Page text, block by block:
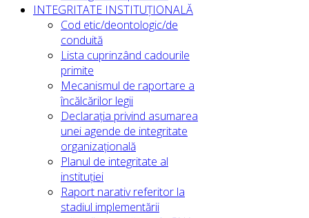
INTEGRITATE INSTITUȚIONALĂ
Cod etic/deontologic/de
conduită
Lista cuprinzând cadourile
primite
Mecanismul de raportare a
încălcărilor legii
Declarația privind asumarea
unei agende de integritate
organizațională
Planul de integritate al
instituției
Raport narativ referitor la
stadiul implementării